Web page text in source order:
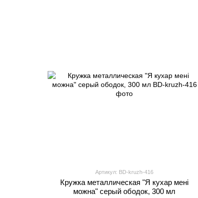
Артикул: BD-kruzh-416
Кружка металлическая "Я кухар мені
можна" серый ободок, 300 мл